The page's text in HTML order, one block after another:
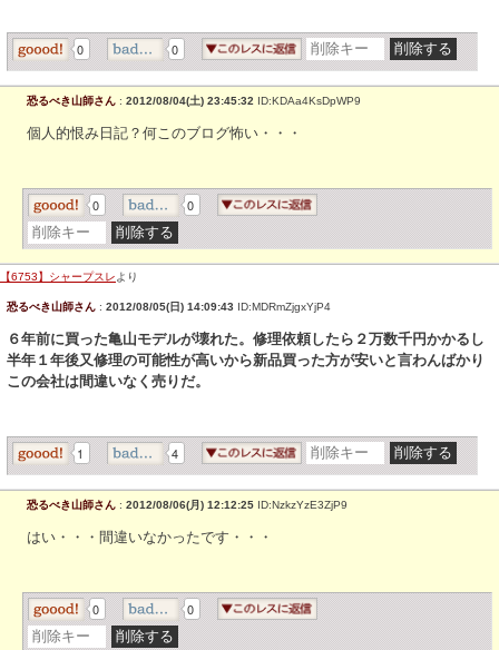
0 0
恐るべき山師さん : 2012/08/04(土) 23:45:32 ID:KDAa4KsDpWP9
個人的恨み日記？何このブログ怖い・・・
0 0
【6753】シャープスレ より
恐るべき山師さん : 2012/08/05(日) 14:09:43 ID:MDRmZjgxYjP4
６年前に買った亀山モデルが壊れた。修理依頼したら２万数千円かかるし
半年１年後又修理の可能性が高いから新品買った方が安いと言わんばかり
この会社は間違いなく売りだ。
1 4
恐るべき山師さん : 2012/08/06(月) 12:12:25 ID:NzkzYzE3ZjP9
はい・・・間違いなかったです・・・
0 0